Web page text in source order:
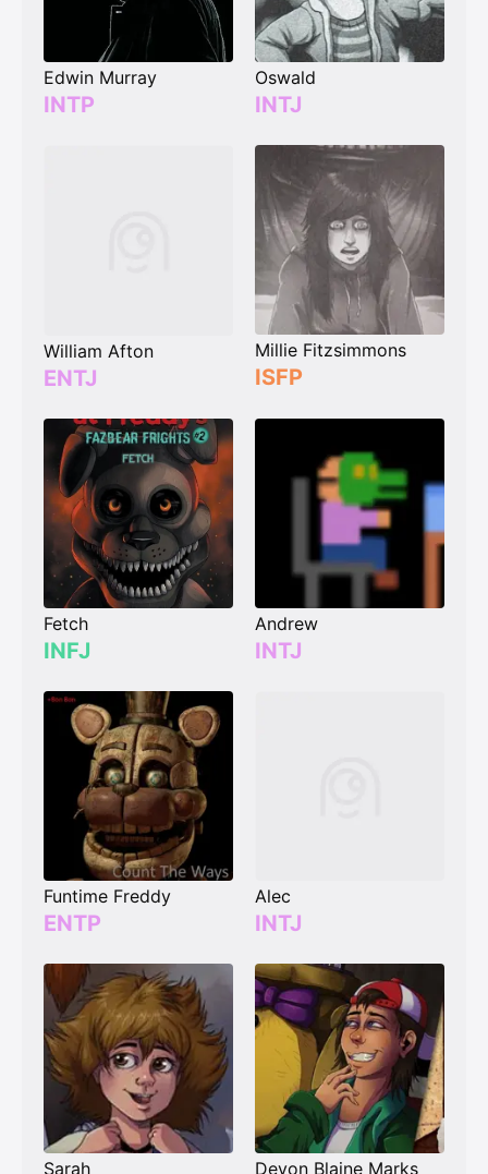
Edwin Murray
INTP
Oswald
INTJ
William Afton
ENTJ
Millie Fitzsimmons
ISFP
Fetch
INFJ
Andrew
INTJ
Funtime Freddy
ENTP
Alec
INTJ
Sarah Devon Blaine Marks